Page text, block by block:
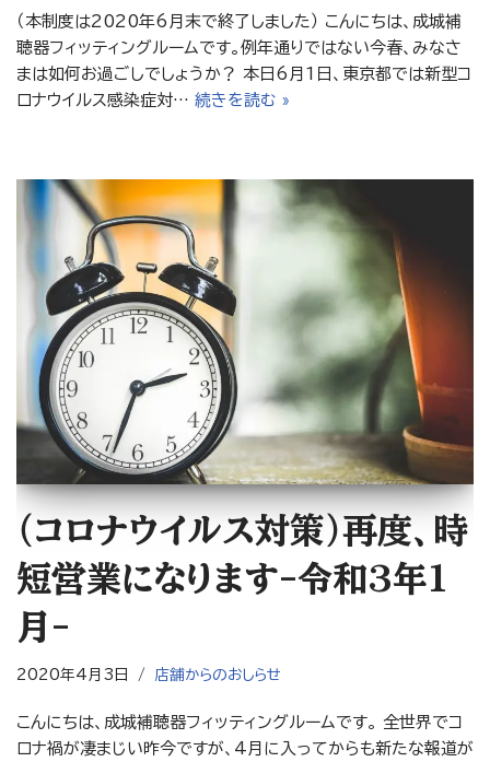
（本制度は2020年6月末で終了しました） こんにちは、成城補
聴器フィッティングルームです。例年通りではない今春、みなさ
まは如何お過ごしでしょうか？ 本日6月1日、東京都では新型コ
ロナウイルス感染症対… 続きを読む »
（コロナウイルス対策）再度、時
短営業になります-令和3年1
月-
2020年4月3日 店舗からのおしらせ
こんにちは、成城補聴器フィッティングルームです。 全世界でコ
ロナ禍が凄まじい昨今ですが、4月に入ってからも新たな報道が